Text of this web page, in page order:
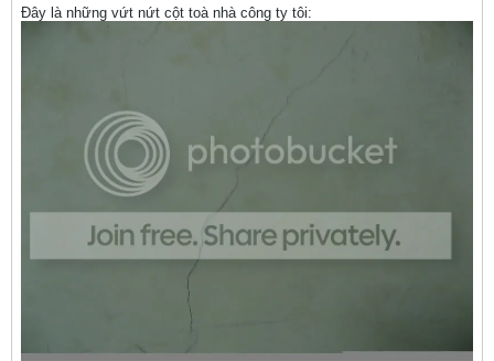
Đây là những vứt nứt cột toà nhà công ty tôi: